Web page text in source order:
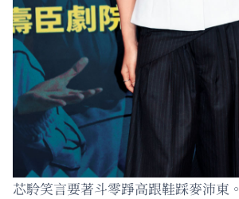
芯駖笑言要著斗零踭高跟鞋踩麥沛東。